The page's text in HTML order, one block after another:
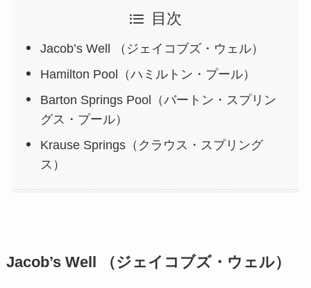
目次
Jacob’s Well （ジェイコブズ・ウェル）
Hamilton Pool（ハミルトン・プール）
Barton Springs Pool（バートン・スプリン
グス・プール）
Krause Springs（クラウス・スプリング
ス）
Jacob’s Well （ジェイコブズ・ウェル）